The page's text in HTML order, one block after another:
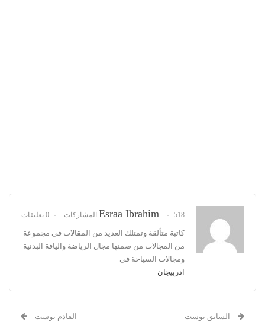
Esraa Ibrahim 518 المشاركات 0 تعليقات
كاتبة متألقة وتمتلك العديد من المقالات في مجموعة
من المجالات من ضمنها مجال الرياضة والياقة البدنية
ومجالات السياحة في
اذربيجان
السابق بوست القادم بوست